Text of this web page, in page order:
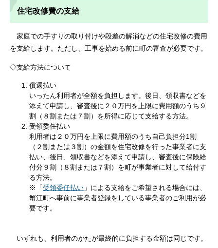
住宅改修費の支給
家庭での手すりの取り付けや段差の解消などの住宅改修の費用
を支給します。ただし、工事を始める前に町の審査が必要です。
◇支給方法について
償還払い
いったん利用者が全額を負担します。後日、領収書などを
添えて申請し、審査後に２０万円を上限に費用額のうち９
割（８割または７割）を所得に応じて支給する方法。
受領委任払い
利用者は２０万円を上限に費用額のうち自己負担分1割
（２割または３割）の金額を住宅改修を行った事業者に支
払い、後日、領収書などを添えて申請し、審査後に保険給
付分９割（８割または７割）を町が事業者に対して給付す
る方法。
※「受領委任払い 」による支給をご希望される場合には、
蟹江町へ事前に事業者登録をしている事業者のご利用が必
要です。
いずれも、利用者のかたが最終的に負担する金額は同じです。